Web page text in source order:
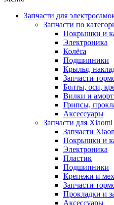
Запчасти для
Запчасти по
Покрышки и
Электроника
Колёса
Подшипники
Крылья,
Запчасти
Болты, оси,
Вилки и
Грипсы,
Аксессуары
Запчасти для Xiaomi
Запчасти
Покрышки и
Электроника
Пластик
Подшипники
Крепежи и
Запчасти
Прокладки и
Аксессуары